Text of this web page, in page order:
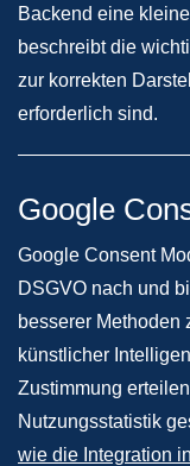
Backend eine
beschreibt die
zur korrekten
erforderlich sind.
Google
Google Consent
DSGVO nach und
besserer Methoden
künstlicher
Zustimmung
Nutzungsstatistik
wie die Integration